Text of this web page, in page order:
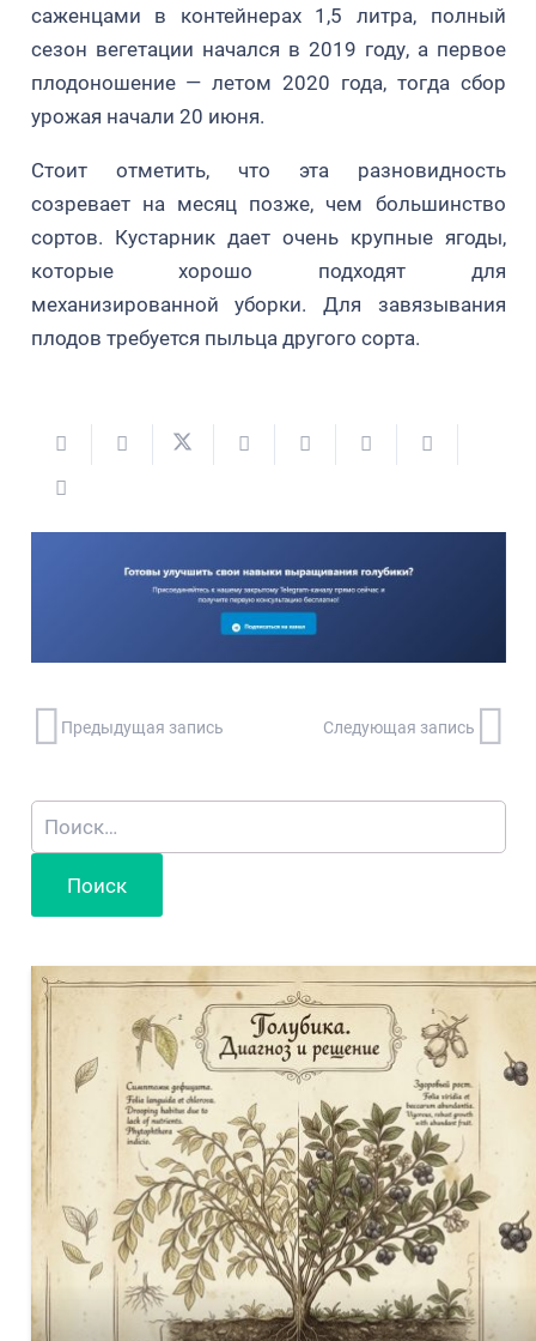
саженцами в контейнерах 1,5 литра, полный
сезон вегетации начался в 2019 году, а первое
плодоношение — летом 2020 года, тогда сбор
урожая начали 20 июня.
Стоит отметить, что эта разновидность
созревает на месяц позже, чем большинство
сортов. Кустарник дает очень крупные ягоды,
которые хорошо подходят для
механизированной уборки. Для завязывания
плодов требуется пыльца другого сорта.
Предыдущая запись Следующая запись
Найти: